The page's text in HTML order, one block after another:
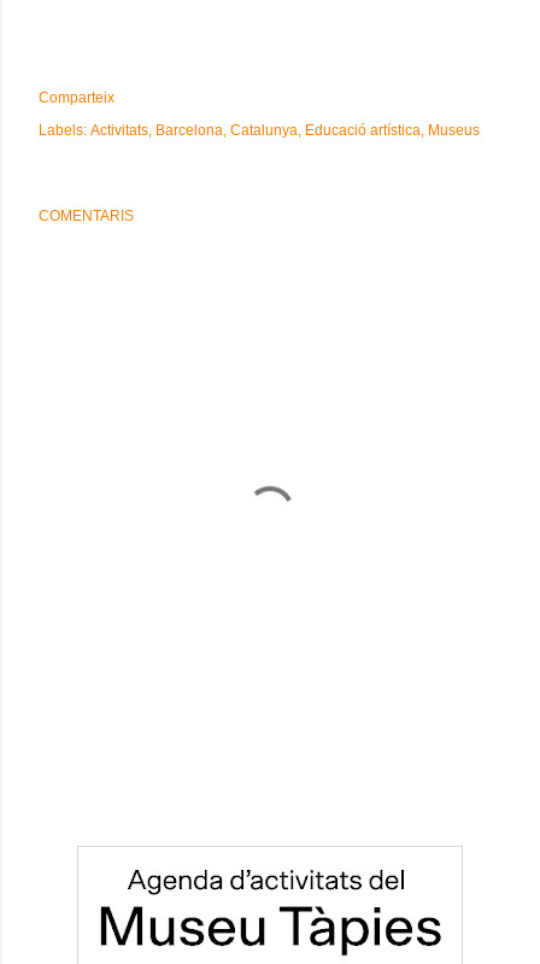
Comparteix
Labels: Activitats Barcelona Catalunya Educació artística Museus
COMENTARIS